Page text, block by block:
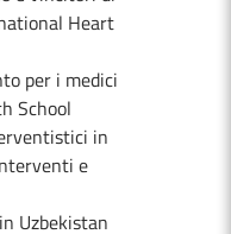
Heart
per i medici
School
in
e
Uzbekistan